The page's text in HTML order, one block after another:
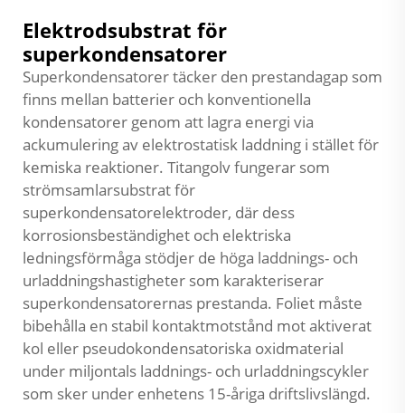
Elektrodsubstrat för
superkondensatorer
Superkondensatorer täcker den prestandagap som
finns mellan batterier och konventionella
kondensatorer genom att lagra energi via
ackumulering av elektrostatisk laddning i stället för
kemiska reaktioner. Titangolv fungerar som
strömsamlarsubstrat för
superkondensatorelektroder, där dess
korrosionsbeständighet och elektriska
ledningsförmåga stödjer de höga laddnings- och
urladdningshastigheter som karakteriserar
superkondensatorernas prestanda. Foliet måste
bibehålla en stabil kontaktmotstånd mot aktiverat
kol eller pseudokondensatoriska oxidmaterial
under miljontals laddnings- och urladdningscykler
som sker under enhetens 15-åriga driftslivslängd.